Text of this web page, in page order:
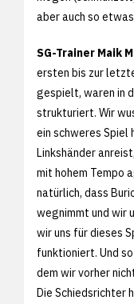
aber auch so
SG-Trainer Maik
ersten bis zur
gespielt, waren in
strukturiert. Wir
ein schweres Spiel
Linkshänder
mit hohem Tempo
natürlich, dass
wegnimmt und wir
wir uns für dieses
funktioniert. Und
dem wir vorher
Die Schiedsrichter